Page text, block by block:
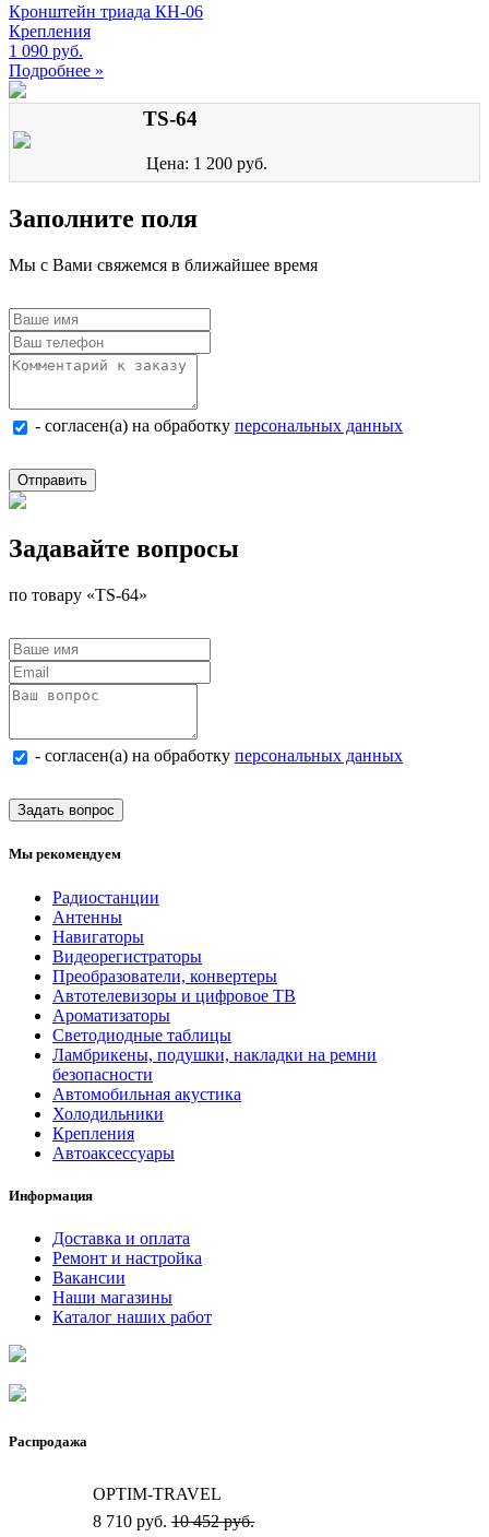
Кронштейн триада КН-06
Крепления
1 090 руб.
Подробнее »
TS-64
Цена: 1 200 руб.
Заполните поля
Мы с Вами свяжемся в ближайшее время
- согласен(а) на обработку персональных данных
Отправить
Задавайте вопросы
по товару «TS-64»
- согласен(а) на обработку персональных данных
Задать вопрос
Мы рекомендуем
Радиостанции
Антенны
Навигаторы
Видеорегистраторы
Преобразователи, конвертеры
Автотелевизоры и цифровое ТВ
Ароматизаторы
Светодиодные таблицы
Ламбрикены, подушки, накладки на ремни
безопасности
Автомобильная акустика
Холодильники
Крепления
Автоаксессуары
Информация
Доставка и оплата
Ремонт и настройка
Вакансии
Наши магазины
Каталог наших работ
Распродажа
OPTIM-TRAVEL
8 710 руб. 10 452 руб.